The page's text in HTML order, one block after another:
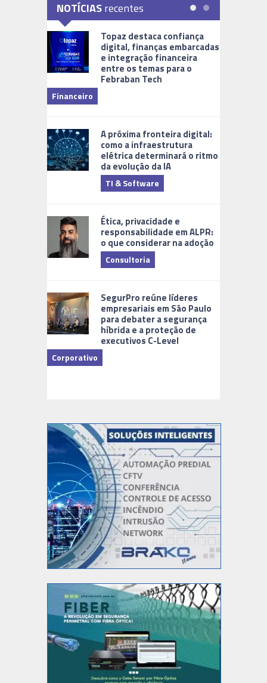
NOTÍCIASrecentes
Topaz destaca confiança
digital, finanças embarcadas
e integração financeira
entre os temas para o
Febraban Tech
Financeiro
A próxima fronteira digital:
como a infraestrutura
elétrica determinará o ritmo
da evolução da IA
TI & Software
Ética, privacidade e
responsabilidade em ALPR:
o que considerar na adoção
Consultoria
SegurPro reúne líderes
empresariais em São Paulo
para debater a segurança
híbrida e a proteção de
executivos C-Level
Corporativo